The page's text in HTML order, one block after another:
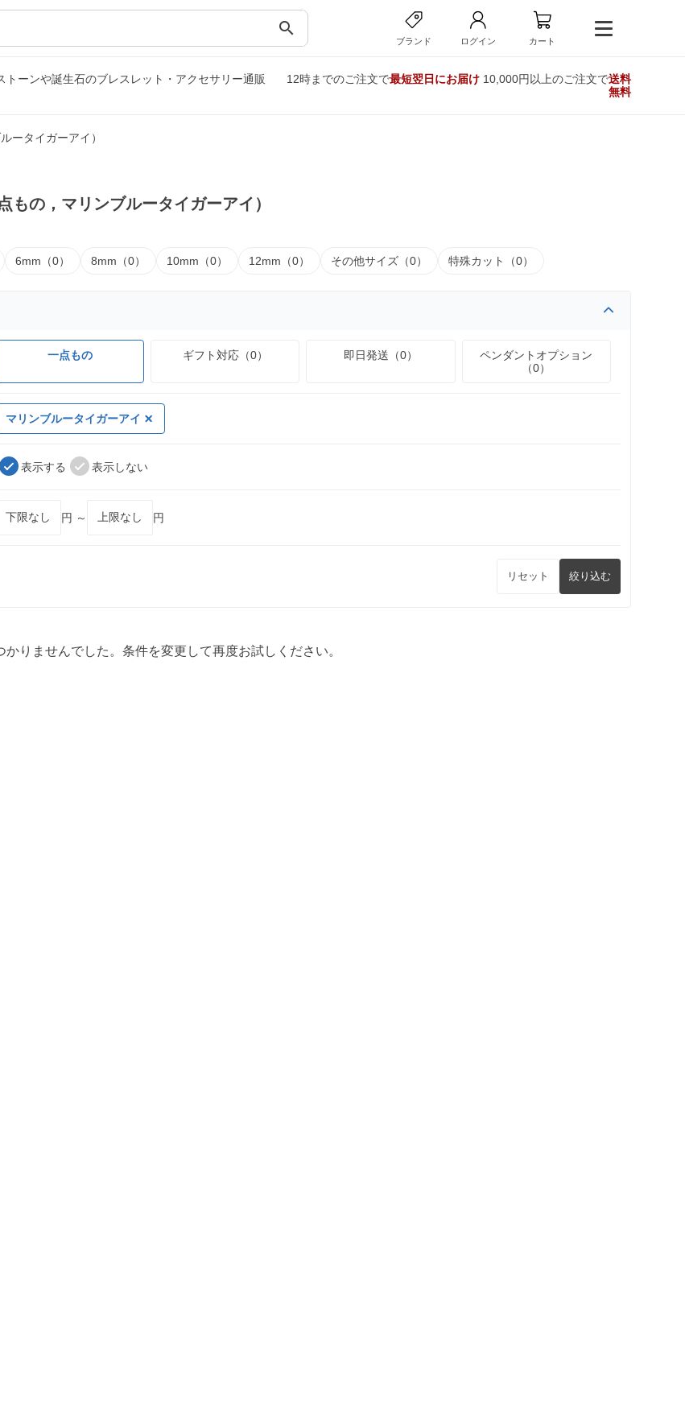
search
ブランド ログイン カート
ーンや誕生石のブレスレット・アクセサリー通販
12時までのご注文で最短翌日にお届け10,000円以上のご注文で送料
無料
ータイガーアイ）
もの，マリンブルータイガーアイ）
6mm（0） 8mm（0） 10mm（0） 12mm（0） その他サイズ（0） 特殊カット（0）
一点もの ギフト対応（0） 即日発送（0）
ペンダントオプション
（0）
マリンブルータイガーアイ
表示する 表示しない
円 ～ 円
リセット 絞り込む
りませんでした。条件を変更して再度お試しください。